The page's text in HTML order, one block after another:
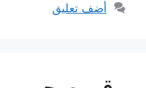
أضف تعليق